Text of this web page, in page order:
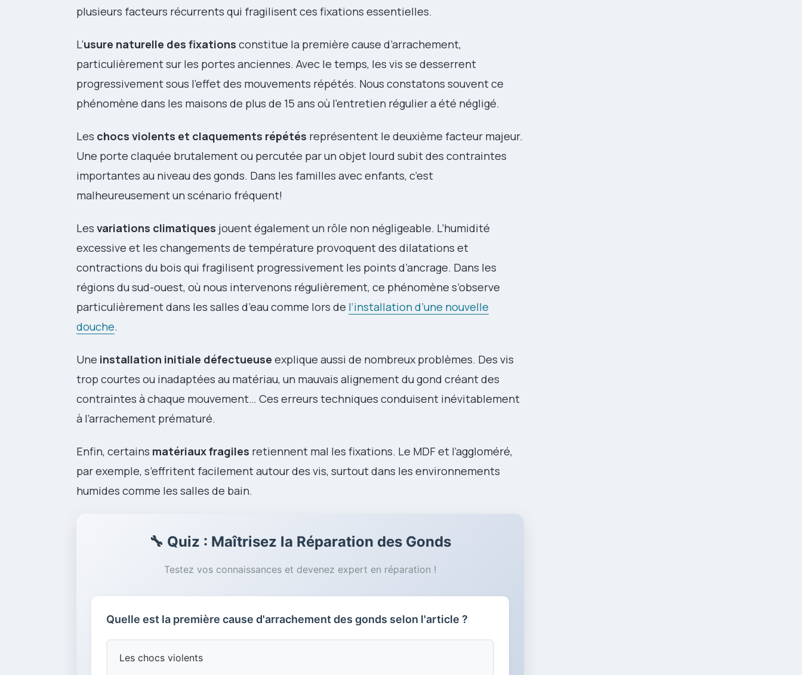
plusieurs facteurs récurrents qui fragilisent ces fixations essentielles.
L’usure naturelle des fixations constitue la première cause d’arrachement,
particulièrement sur les portes anciennes. Avec le temps, les vis se desserrent
progressivement sous l’effet des mouvements répétés. Nous constatons souvent ce
phénomène dans les maisons de plus de 15 ans où l’entretien régulier a été négligé.
Les chocs violents et claquements répétés représentent le deuxième facteur majeur.
Une porte claquée brutalement ou percutée par un objet lourd subit des contraintes
importantes au niveau des gonds. Dans les familles avec enfants, c’est
malheureusement un scénario fréquent!
Les variations climatiques jouent également un rôle non négligeable. L’humidité
excessive et les changements de température provoquent des dilatations et
contractions du bois qui fragilisent progressivement les points d’ancrage. Dans les
régions du sud-ouest, où nous intervenons régulièrement, ce phénomène s’observe
particulièrement dans les salles d’eau comme lors de l’installation d’une nouvelle
douche.
Une installation initiale défectueuse explique aussi de nombreux problèmes. Des vis
trop courtes ou inadaptées au matériau, un mauvais alignement du gond créant des
contraintes à chaque mouvement… Ces erreurs techniques conduisent inévitablement
à l’arrachement prématuré.
Enfin, certains matériaux fragiles retiennent mal les fixations. Le MDF et l’aggloméré,
par exemple, s’effritent facilement autour des vis, surtout dans les environnements
humides comme les salles de bain.
🔧 Quiz : Maîtrisez la Réparation des Gonds
Testez vos connaissances et devenez expert en réparation !
Quelle est la première cause d'arrachement des gonds selon l'article ?
Les chocs violents